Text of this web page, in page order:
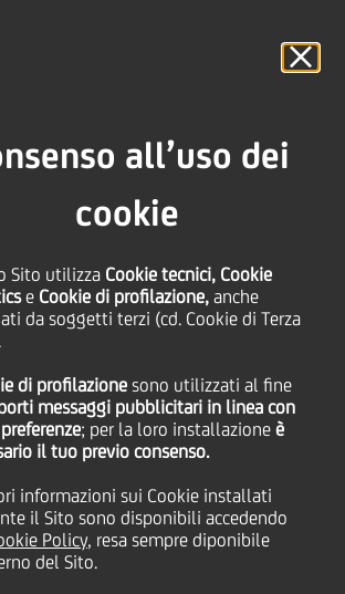
all’uso dei
cookie
Sito utilizza Cookie tecnici, Cookie
e Cookie di profilazione, anche
da soggetti terzi (cd. Cookie di Terza
di profilazione sono utilizzati al fine
messaggi pubblicitari in linea con
; per la loro installazione è
il tuo previo consenso.
informazioni sui Cookie installati
il Sito sono disponibili accedendo
Policy, resa sempre diponibile
del Sito.